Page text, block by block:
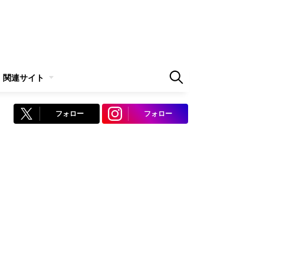
関連サイト
フォロー フォロー